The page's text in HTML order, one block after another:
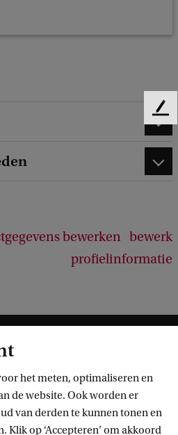
bewerken bewerk
profielinformatie
het meten, optimaliseren en
de website. Ook worden er
van derden te kunnen tonen en
op ‘Accepteren’ om akkoord
F
e
d
b